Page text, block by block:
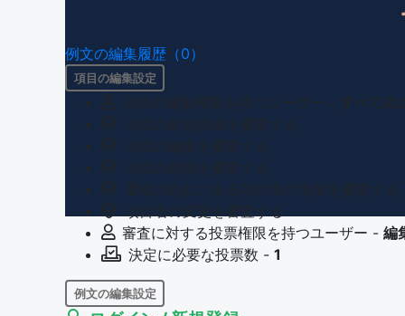
例文の編集履歴（0）
項目の編集設定
審査に対する投票権限を持つユーザー - 編
決定に必要な投票数 - 1
例文の編集設定